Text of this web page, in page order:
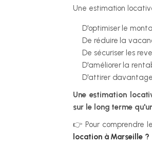
Une estimation
D'optimiser le
De réduire la
De sécuriser les
D'améliorer la
D'attirer
Une estimation
sur le long terme
👉 Pour comprendre
location à Marseille ?